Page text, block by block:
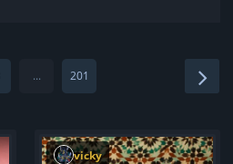
... 201
vicky